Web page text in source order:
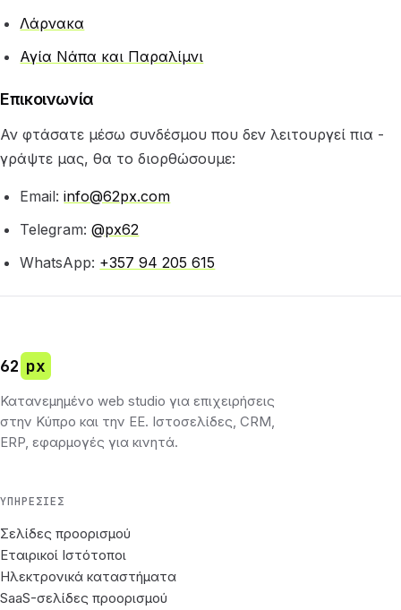
Λάρνακα
Αγία Νάπα και Παραλίμνι
Επικοινωνία
Αν φτάσατε μέσω συνδέσμου που δεν λειτουργεί πια -
γράψτε μας, θα το διορθώσουμε:
Email:info@62px.com
Telegram:@px62
WhatsApp: +357 94 205 615
62 px
Κατανεμημένο web studio για επιχειρήσεις
στην Κύπρο και την ΕΕ. Ιστοσελίδες, CRM,
ERP, εφαρμογές για κινητά.
ΥΠΗΡΕΣΊΕΣ
Σελίδες προορισμού
Εταιρικοί Ιστότοποι
Ηλεκτρονικά καταστήματα
SaaS-σελίδες προορισμού